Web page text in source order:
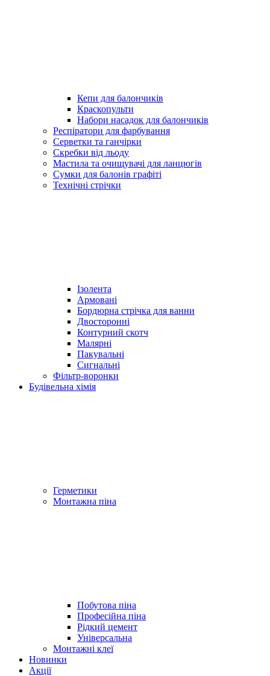
Кепи для балончиків
Краскопульти
Набори насадок для балончиків
Респіратори для фарбування
Серветки та ганчірки
Скребки від льоду
Мастила та очищувачі для ланцюгів
Сумки для балонів графіті
Технічні стрічки
Ізолента
Армовані
Бордюрна стрічка для ванни
Двосторонні
Контурний скотч
Малярні
Пакувальні
Сигнальні
Фільтр-воронки
Будівельна хімія
Герметики
Монтажна піна
Побутова піна
Професійна піна
Рідкий цемент
Універсальна
Монтажні клеї
Новинки
Акції